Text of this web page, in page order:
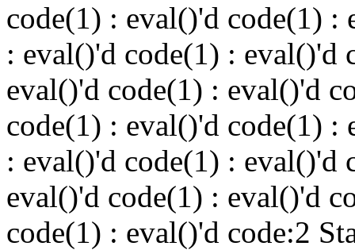
code(1) : eval()'d code(1) :
: eval()'d code(1) : eval()'d
eval()'d code(1) : eval()'d
code(1) : eval()'d code(1) :
: eval()'d code(1) : eval()'d
eval()'d code(1) : eval()'d
code(1) : eval()'d code:2